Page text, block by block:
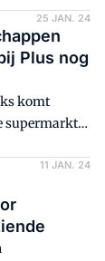
van der
als veel
een
zomaar
25 JAN. 24
Plus nog
komt
supermarkt,
volgens
mensen,
z'n
11 JAN. 24